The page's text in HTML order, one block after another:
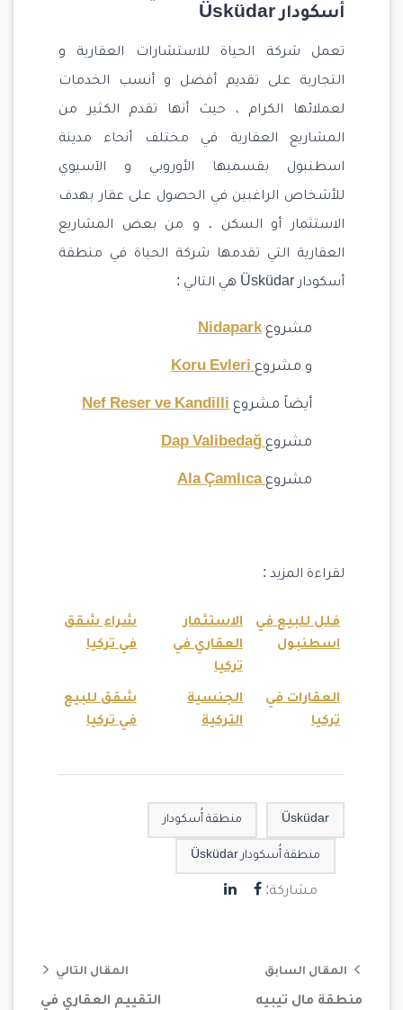
أسكودار Üsküdar
تعمل شركة الحياة للاستشارات العقارية و
التجارية على تقديم أفضل و أنسب الخدمات
لعملائها الكرام ، حيث أنها تقدم الكثير من
المشاريع العقارية في مختلف أنحاء مدينة
اسطنبول بقسميها الأوروبي و الآسيوي
للأشخاص الراغبين في الحصول على عقار بهدف
الاستثمار أو السكن ، و من بعض المشاريع
العقارية التي تقدمها شركة الحياة في منطقة
أسكودار Üsküdar هي التالي :
مشروعNidapark
و مشروعKoru Evleri
أيضاً مشروع Nef Reser ve Kandilli
مشروعDap Valibedağ
مشروعAla Çamlıca
لقراءة المزيد :
فلل للبيع في
اسطنبول
الاستثمار
العقاري في
تركيا
شراء شقق
في تركيا
العقارات في
تركيا
الجنسية
التركية
شقق للبيع
في تركيا
Üsküdar منطقة أُسكودار
منطقة أُسكودار Üsküdar
مشاركة:
المقال السابق
منطقة مال تيبيه
المقال التالي
التقييم العقاري في